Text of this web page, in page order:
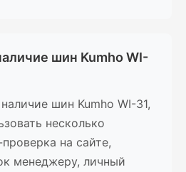
шин Kumho WI-
шин Kumho WI-31,
несколько
на сайте,
менеджеру, личный